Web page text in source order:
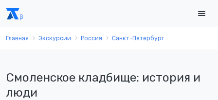
Главная Экскурсии Россия Санкт-Петербург
Смоленское кладбище: история и
люди